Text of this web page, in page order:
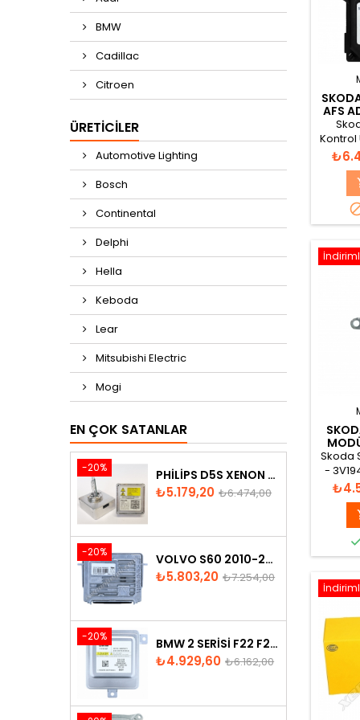
BMW
Cadillac
Citroen
ÜRETICILER
Automotive Lighting
Bosch
Continental
Delphi
Hella
Keboda
Lear
Mitsubishi Electric
Mogi
EN ÇOK SATANLAR
-20% PHILIPS D5S XENON AMPUL
Fiyat
₺5.179,20 Normal
₺6.474,00
-20% VOLVO S60 2010-2018 XENON FAR BEYNI 31297942
Fiyat
₺5.803,20 Normal
₺7.254,00
-20% BMW 2 SERISI F22 F23 2013-2016 XENON FAR BEYNI 7318327
Fiyat
₺4.929,60 Normal
₺6.162,00
AFS
Kontrol
in
SW:
Fiyat
Skoda
-
Fiyat